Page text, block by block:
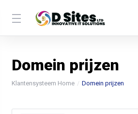
Domein prijzen
Klantensysteem Home Domein prijzen